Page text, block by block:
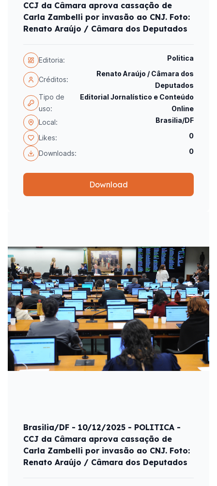
CCJ da Câmara aprova cassação de
Carla Zambelli por invasão ao CNJ. Foto:
Renato Araújo / Câmara dos Deputados
Editoria: Politica
Créditos:
Renato Araújo / Câmara dos
Deputados
Tipo de
uso:
Editorial Jornalístico e Conteúdo
Online
Local:
Brasilia/DF
Likes: 0
Downloads: 0
Download
Brasilia/DF - 10/12/2025 - POLITICA -
CCJ da Câmara aprova cassação de
Carla Zambelli por invasão ao CNJ. Foto:
Renato Araújo / Câmara dos Deputados